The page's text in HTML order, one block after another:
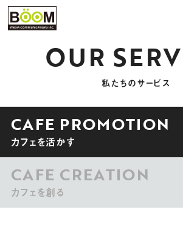
OUR
私たちのサービス
CAFE PROMOTION
カフェを活かす
CAFE CREATION
カフェを創る